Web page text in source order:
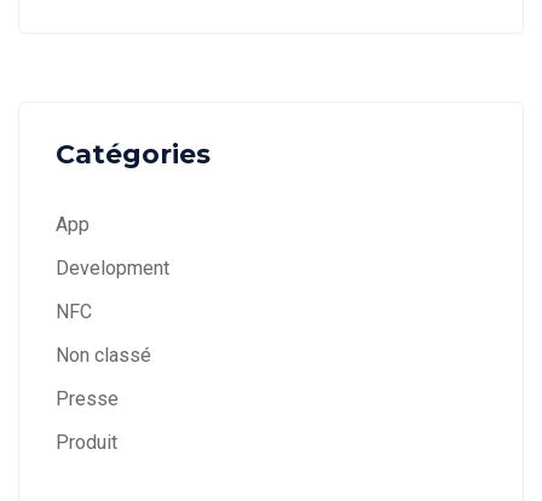
Catégories
App
Development
NFC
Non classé
Presse
Produit